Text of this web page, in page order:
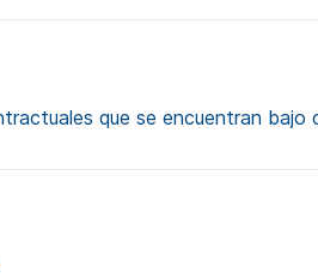
que se encuentran bajo